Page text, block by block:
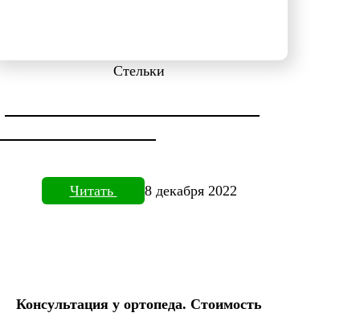
Стельки
Читать 8 декабря 2022
Консультация у ортопеда. Стоимость